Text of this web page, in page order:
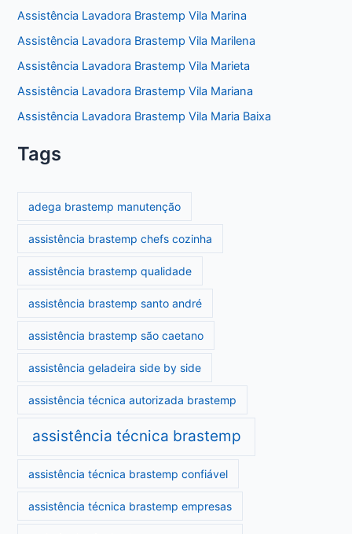
Assistência Lavadora Brastemp Vila Marina
Assistência Lavadora Brastemp Vila Marilena
Assistência Lavadora Brastemp Vila Marieta
Assistência Lavadora Brastemp Vila Mariana
Assistência Lavadora Brastemp Vila Maria Baixa
Tags
adega brastemp manutenção
assistência brastemp chefs cozinha
assistência brastemp qualidade
assistência brastemp santo andré
assistência brastemp são caetano
assistência geladeira side by side
assistência técnica autorizada brastemp
assistência técnica brastemp
assistência técnica brastemp confiável
assistência técnica brastemp empresas